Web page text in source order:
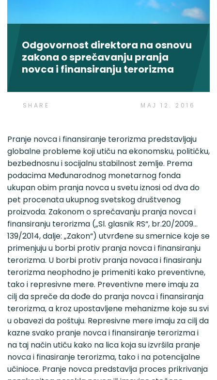
SHARE МАЈ 12. 2016
Odgovornost direktora na osnovu
zakona o sprečavanju pranja
novca i finansiranju terorizma
Pranje novca i finansiranje terorizma predstavljaju
globalne probleme koji utiču na ekonomsku, političku,
bezbednosnu i socijalnu stabilnost zemlje. Prema
podacima Međunarodnog monetarnog fonda
ukupan obim pranja novca u svetu iznosi od dva do
pet procenata ukupnog svetskog društvenog
proizvoda. Zakonom o sprečavanju pranja novca i
finansiranju terorizma („Sl. glasnik RS“, br.20/2009…
139/2014, dalje: „Zakon“) utvrđene su smernice koje se
primenjuju u borbi protiv pranja novca i finansiranju
terorizma. U borbi protiv pranja novaca i finasiranju
terorizma neophodno je primeniti kako preventivne,
tako i represivne mere. Preventivne mere imaju za
cilj da spreče da dođe do pranja novca i finansiranja
terorizma, a kroz upostavljene mehanizme koje su svi
u obavezi da poštuju. Represivne mere imaju za cilj da
kazne svako pranje novca i finansiranje terorizma i
na taj način utiču kako na lica koja su izvršila pranje
novca i finasiranje terorizma, tako i na potencijalne
učinioce. Pranje novca predstavlja proces prikrivanja